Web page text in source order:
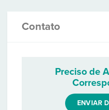
Contato
Preciso de
ENVIAR